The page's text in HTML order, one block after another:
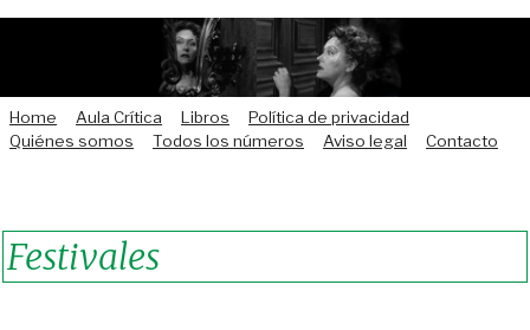
Home Aula Crítica Libros
Política de privacidad
Quiénes somos
Todos los números Aviso legal Contacto
Festivales